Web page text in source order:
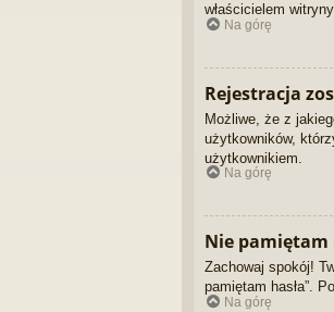
właścicielem
Na górę
Rejestracja
Możliwe, że z
użytkowników,
użytkownikiem.
Na górę
Nie pamiętam
Zachowaj spokój!
pamiętam hasła”.
Na górę